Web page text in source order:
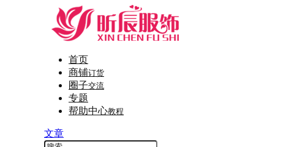
首页
商铺订货
圈子交流
专题
帮助中心教程
文章